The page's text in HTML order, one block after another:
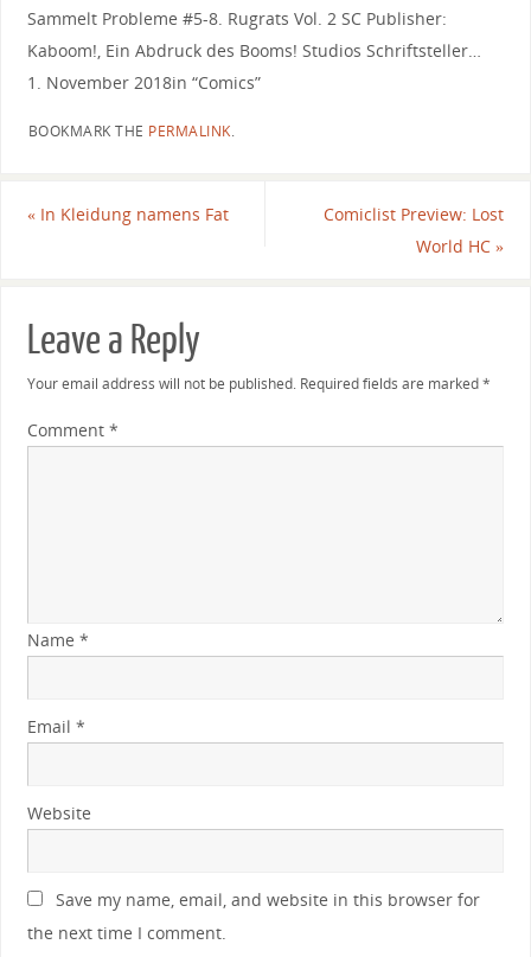
Sammelt Probleme #5-8. Rugrats Vol. 2 SC Publisher:
Kaboom!, Ein Abdruck des Booms! Studios Schriftsteller…
1. November 2018in “Comics”
BOOKMARK THE PERMALINK.
«In Kleidung namens Fat
Comiclist Preview: Lost
World HC»
Leave a Reply
Your email address will not be published. Required fields are marked*
Comment *
Name *
Email *
Website
Save my name, email, and website in this browser for
the next time I comment.